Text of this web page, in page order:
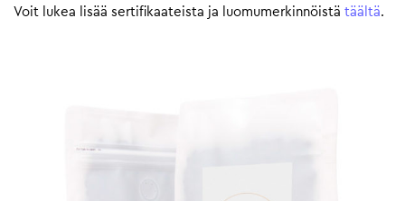
Voit lukea lisää sertifikaateista ja luomumerkinnöistä täältä.